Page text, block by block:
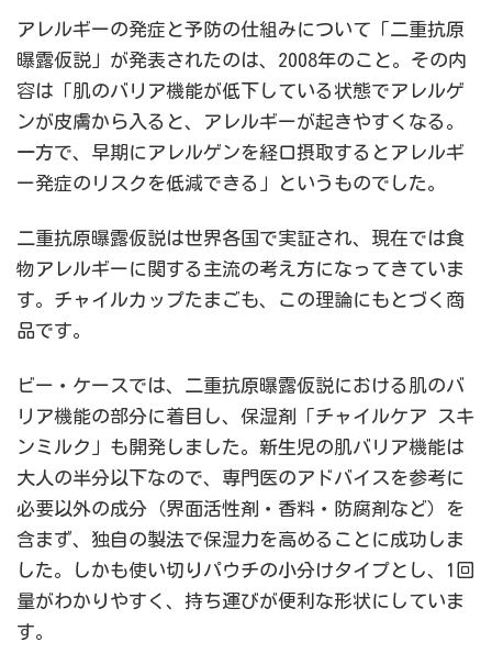
アレルギーの発症と予防の仕組みについて「二重抗原
曝露仮説」が発表されたのは、2008年のこと。その内
容は「肌のバリア機能が低下している状態でアレルゲ
ンが皮膚から入ると、アレルギーが起きやすくなる。
一方で、早期にアレルゲンを経口摂取するとアレルギ
ー発症のリスクを低減できる」というものでした。
二重抗原曝露仮説は世界各国で実証され、現在では食
物アレルギーに関する主流の考え方になってきていま
す。チャイルカップたまごも、この理論にもとづく商
品です。
ビー・ケースでは、二重抗原曝露仮説における肌のバ
リア機能の部分に着目し、保湿剤「チャイルケア スキ
ンミルク」も開発しました。新生児の肌バリア機能は
大人の半分以下なので、専門医のアドバイスを参考に
必要以外の成分（界面活性剤・香料・防腐剤など）を
含まず、独自の製法で保湿力を高めることに成功しま
した。しかも使い切りパウチの小分けタイプとし、1回
量がわかりやすく、持ち運びが便利な形状にしていま
す。